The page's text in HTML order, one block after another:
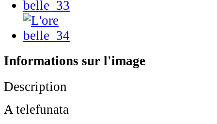
Informations sur l'image
Description
A telefunata